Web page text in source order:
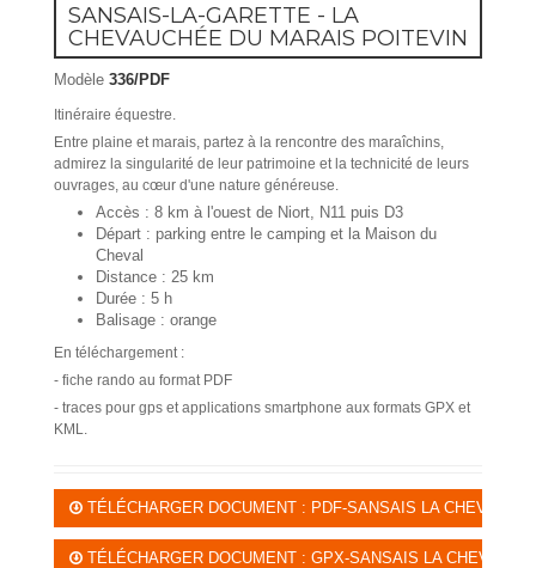
SANSAIS-LA-GARETTE - LA
CHEVAUCHÉE DU MARAIS POITEVIN
Modèle 336/PDF
Itinéraire équestre.
Entre plaine et marais, partez à la rencontre des maraîchins,
admirez la singularité de leur patrimoine et la technicité de leurs
ouvrages, au cœur d'une nature généreuse.
Accès : 8 km à l'ouest de Niort, N11 puis D3
Départ : parking entre le camping et la Maison du
Cheval
Distance : 25 km
Durée : 5 h
Balisage : orange
En téléchargement :
- fiche rando au format PDF
- traces pour gps et applications smartphone aux formats GPX et
KML.
TÉLÉCHARGER DOCUMENT : PDF-SANSAIS LA
TÉLÉCHARGER DOCUMENT : GPX-SANSAIS LA